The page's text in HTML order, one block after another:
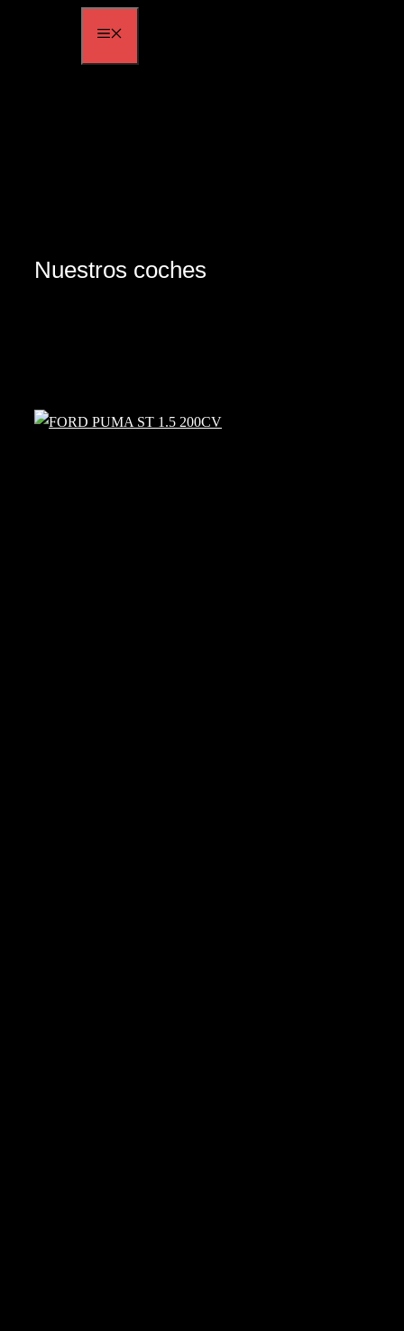
Nuestros coches